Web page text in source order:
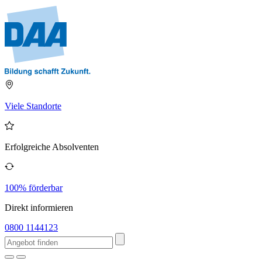
Viele Standorte
Erfolgreiche Absolventen
100% förderbar
Direkt informieren
0800 1144123